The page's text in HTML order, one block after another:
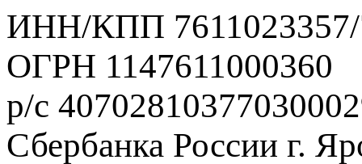
ИНН/КПП 7611023357/
ОГРН 1147611000360
р/с
Сбербанка России г.